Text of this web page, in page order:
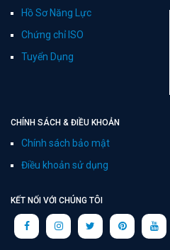
Hồ Sơ Năng Lực
Chứng chỉ ISO
Tuyển Dụng
CHÍNH SÁCH & ĐIỀU KHOẢN
Chính sách bảo mật
Điều khoản sử dụng
KẾT NỐI VỚI CHÚNG TÔI